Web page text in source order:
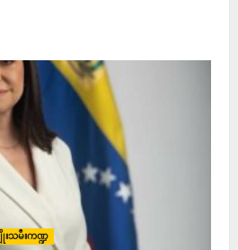
းသမီးကဏ္ဍ